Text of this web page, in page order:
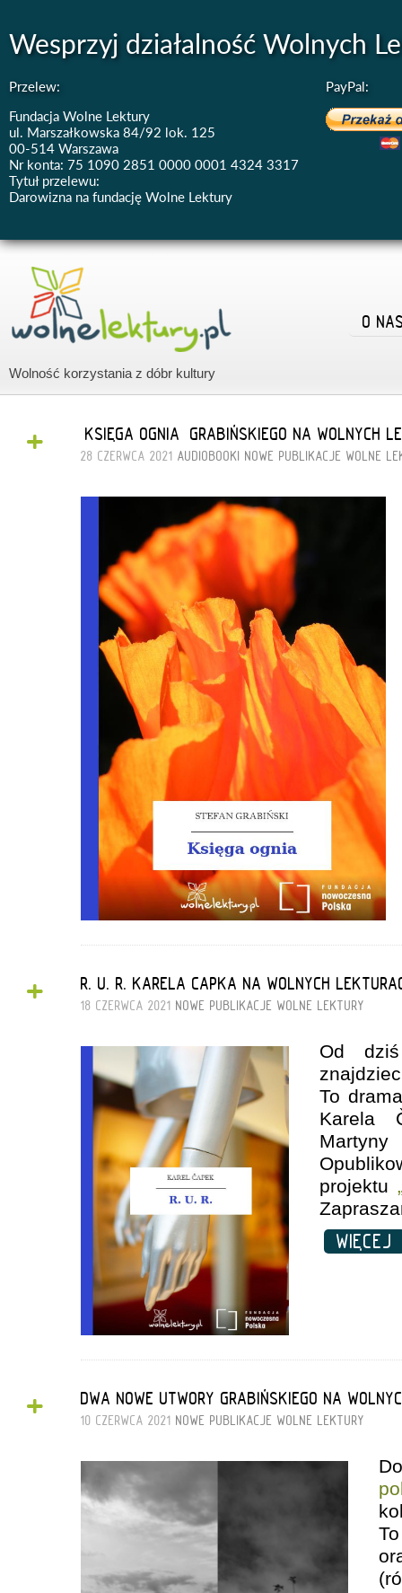
Wesprzyj działalność Wolnych
Przelew:
Fundacja Wolne Lektury
ul. Marszałkowska 84/92 lok. 125
00-514 Warszawa
Nr konta: 75 1090 2851 0000 0001 4324 3317
Tytuł przelewu:
Darowizna na fundację Wolne Lektury
PayPal:
Wolność korzystania z dóbr kultury
O
+ „KSIĘGA OGNIA” GRABIŃSKIEGO NA WOLNYCH
28 CZERWCA 2021 AUDIOBOOKI NOWE PUBLIKACJE WOLNE
+ R. U. R. KARELA CAPKA NA WOLNYCH
18 CZERWCA 2021 NOWE PUBLIKACJE WOLNE LEKTURY
Od
To
Karela
projektu
+ DWA NOWE UTWORY GRABIŃSKIEGO NA
10 CZERWCA 2021 NOWE PUBLIKACJE WOLNE LEKTURY